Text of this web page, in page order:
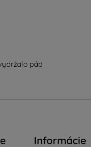
pád
Informácie